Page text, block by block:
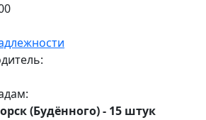
(Будённого) - 15 штук